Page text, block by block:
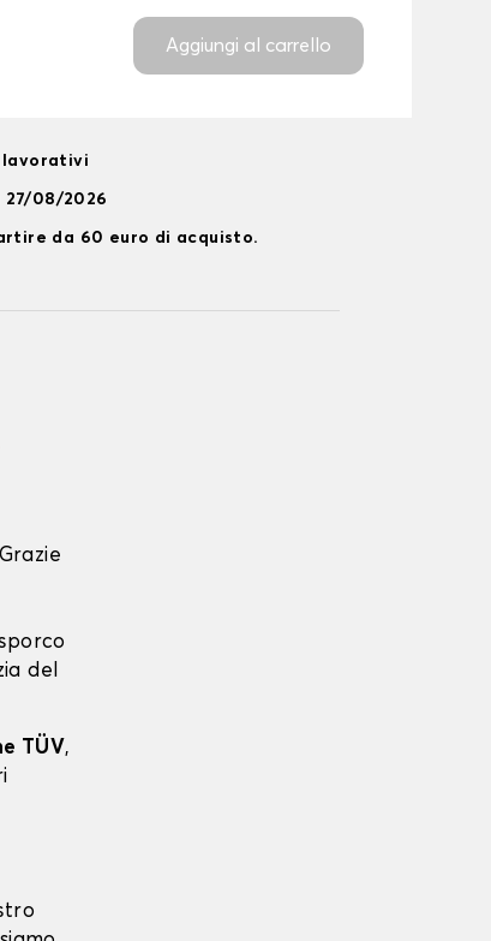
Aggiungi al carrello
lavorativi
08/2026
da 60 euro di acquisto.
del
TÜV,